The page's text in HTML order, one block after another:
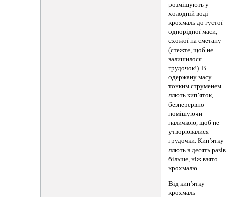
розмішують у
холодній воді
крохмаль до густої
однорідної маси,
схожої на сметану
(стежте, щоб не
залишилося
грудочок!). В
одержану масу
тонким струменем
ллють кип’яток,
безперервно
помішуючи
паличкою, щоб не
утворювалися
грудочки. Кип’ятку
ллють в десять разів
більше, ніж взято
крохмалю.
Від кип’ятку
крохмаль